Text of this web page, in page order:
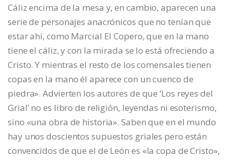
Cáliz encima de la mesa y, en cambio, aparecen una
serie de personajes anacrónicos que no tenían que
estar ahí, como Marcial El Copero, que en la mano
tiene el cáliz, y con la mirada se lo está ofreciendo a
Cristo. Y mientras el resto de los comensales tienen
copas en la mano él aparece con un cuenco de
piedra». Advierten los autores de que ‘Los reyes del
Grial’ no es libro de religión, leyendas ni esoterismo,
sino «una obra de historia». Saben que en el mundo
hay unos doscientos supuestos griales pero están
convencidos de que el de León es «la copa de Cristo»,